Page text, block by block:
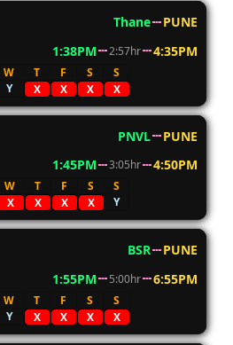
Thane
PUNE
1:38PM 2:57hr 4:35PM
W T F S
S
Y X X X X
PNVL
PUNE
1:45PM 3:05hr 4:50PM
W T F S
S
X X X X Y
BSR
PUNE
1:55PM 5:00hr 6:55PM
W T F S
S
Y X X X X